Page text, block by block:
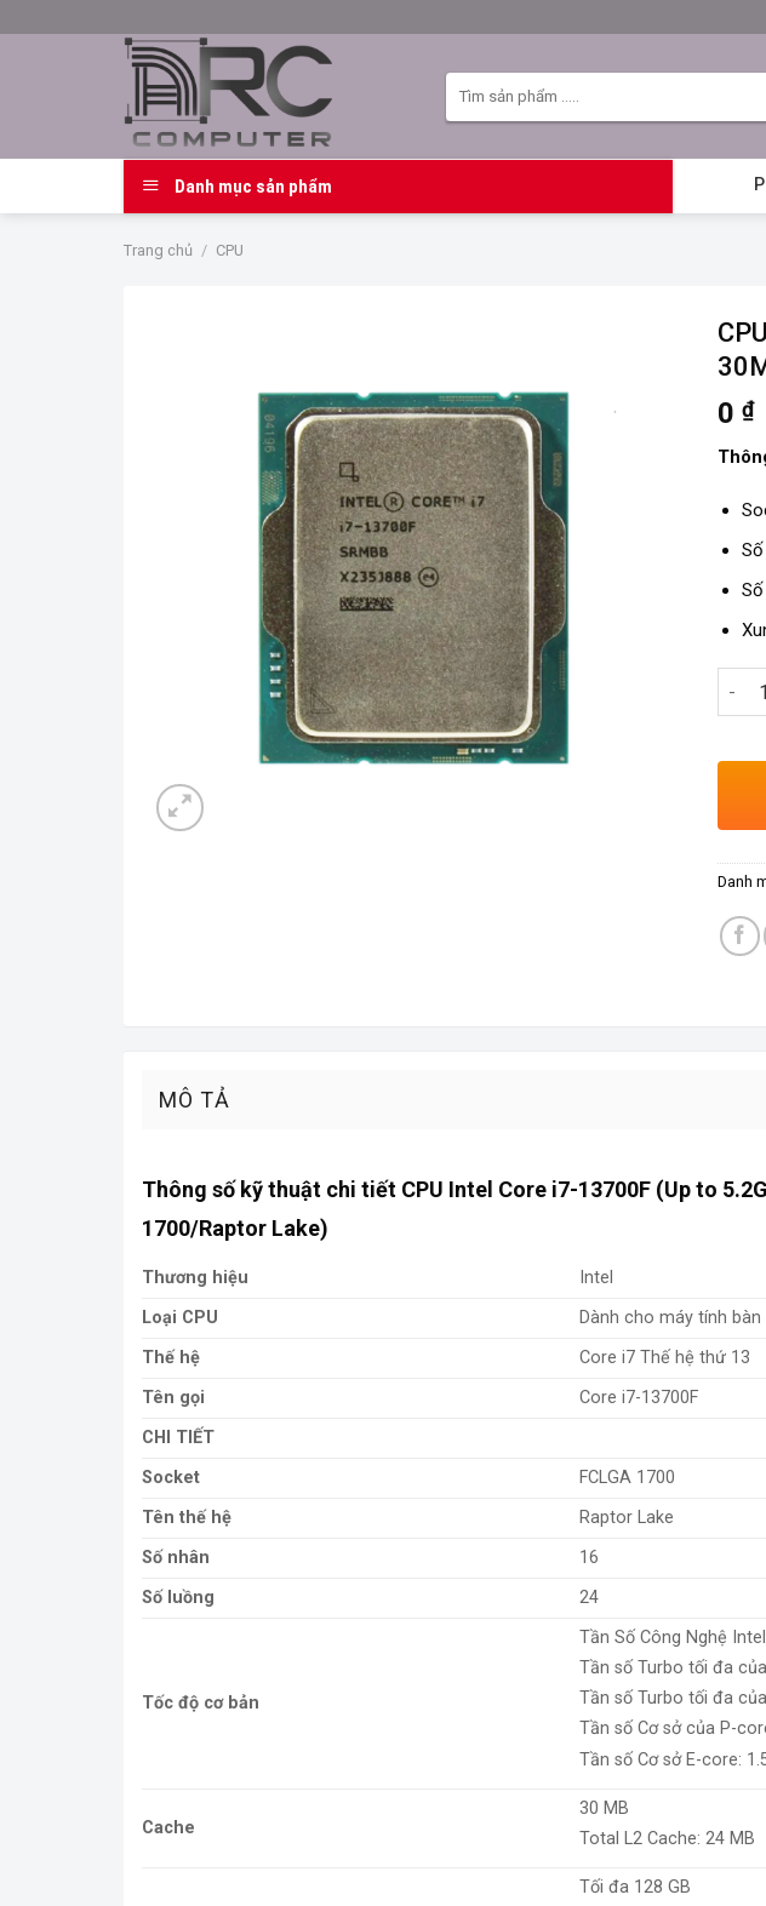
kiếm:
Danh mục sản phẩm
Trang chủ / CPU
0 ₫
Số
Danh
MÔ TẢ
Thông số kỹ thuật chi tiết CPU Intel Core i7-13700F (Up to
1700/Raptor Lake)
Thương hiệu
Intel
Loại CPU
Dành cho máy tính bàn
Thế hệ
Core i7 Thế hệ thứ 13
Tên gọi
Core i7-13700F
CHI TIẾT
Socket
FCLGA 1700
Tên thế hệ
Raptor Lake
Số nhân
16
Số luồng
24
Tốc độ cơ bản
Tần Số Công Nghệ
Tần số Turbo tối đa
Tần số Turbo tối đa
Tần số Cơ sở của P-
Tần số Cơ sở E-core:
Cache
30 MB
Total L2 Cache: 24 MB
Tối đa 128 GB